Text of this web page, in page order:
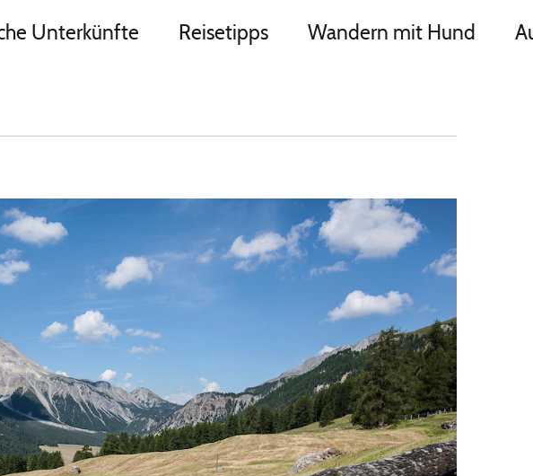
Unterkünfte Reisetipps Wandern mit Hund